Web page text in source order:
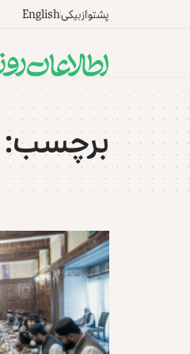
پشتوازبیکیEnglish
برچسب: